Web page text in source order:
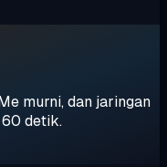
murni, dan jaringan
detik.